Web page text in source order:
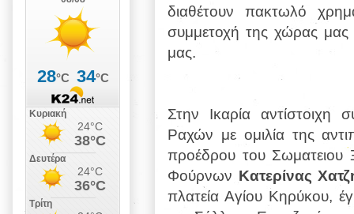
διαθέτουν πακτωλό
συμμετοχή της χώρας μας
μας.
Στην Ικαρία αντίστοιχη
Ραχών με ομιλία της
προέδρου του Σωματειου
Φούρνων Κατερίνας
πλατεία Αγίου Κηρύκου,